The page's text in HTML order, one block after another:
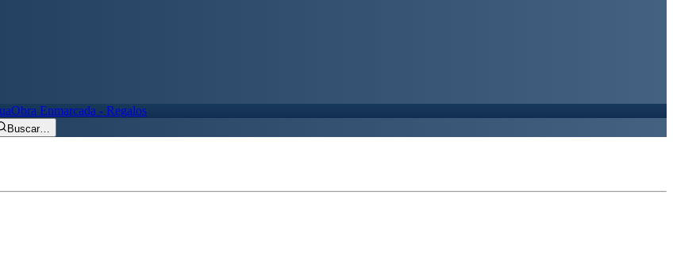
Obra Enmarcada - Regalos
Buscar…